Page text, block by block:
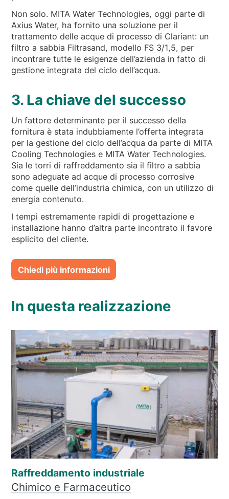
Non solo. MITA Water Technologies, oggi parte di
Axius Water, ha fornito una soluzione per il
trattamento delle acque di processo di Clariant: un
filtro a sabbia Filtrasand, modello FS 3/1,5, per
incontrare tutte le esigenze dell’azienda in fatto di
gestione integrata del ciclo dell’acqua.
3. La chiave del successo
Un fattore determinante per il successo della
fornitura è stata indubbiamente l’offerta integrata
per la gestione del ciclo dell’acqua da parte di MITA
Cooling Technologies e MITA Water Technologies.
Sia le torri di raffreddamento sia il filtro a sabbia
sono adeguate ad acque di processo corrosive
come quelle dell’industria chimica, con un utilizzo di
energia contenuto.
I tempi estremamente rapidi di progettazione e
installazione hanno d’altra parte incontrato il favore
esplicito del cliente.
Chiedi più informazioni
In questa realizzazione
Raffreddamento industriale
Chimico e Farmaceutico